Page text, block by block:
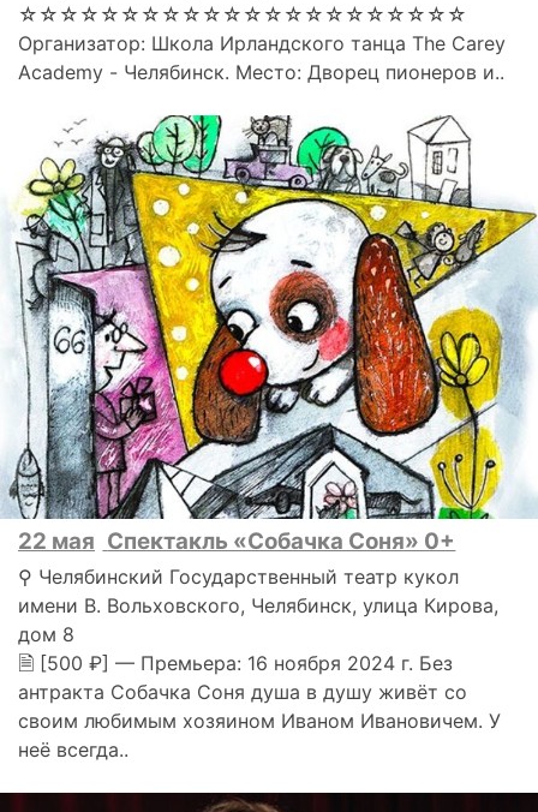
☆☆☆☆☆☆☆☆☆☆☆☆☆☆☆☆☆☆☆☆☆☆
Организатор: Школа Ирландского танца The Carey
Academy - Челябинск. Место: Дворец пионеров и..
22 мая Спектакль «Собачка Соня» 0+
⚲ Челябинский Государственный театр кукол
имени В. Вольховского, Челябинск, улица Кирова,
дом 8
🗎 [500 ₽] — Премьера: 16 ноября 2024 г. Без
антракта Собачка Соня душа в душу живёт со
своим любимым хозяином Иваном Ивановичем. У
неё всегда..